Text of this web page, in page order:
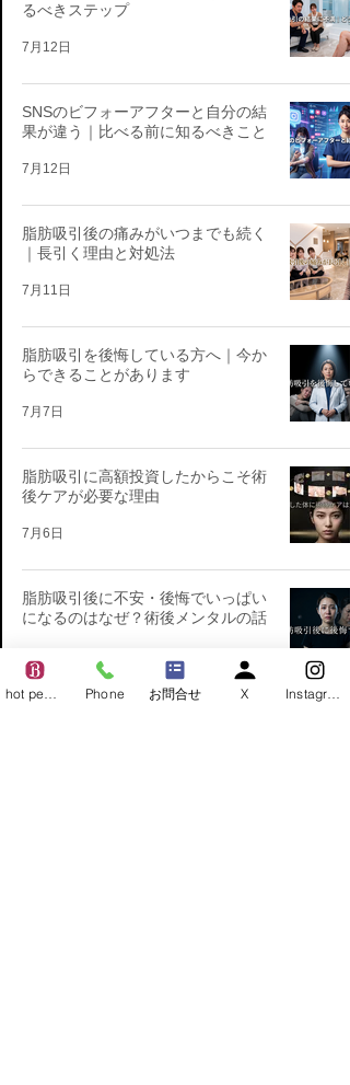
るべきステップ
7月12日
SNSのビフォーアフターと自分の結
果が違う｜比べる前に知るべきこと
7月12日
脂肪吸引後の痛みがいつまでも続く
｜長引く理由と対処法
7月11日
脂肪吸引を後悔している方へ｜今か
らできることがあります
7月7日
脂肪吸引に高額投資したからこそ術
後ケアが必要な理由
7月6日
脂肪吸引後に不安・後悔でいっぱい
になるのはなぜ？術後メンタルの話
Phone お問合せ X